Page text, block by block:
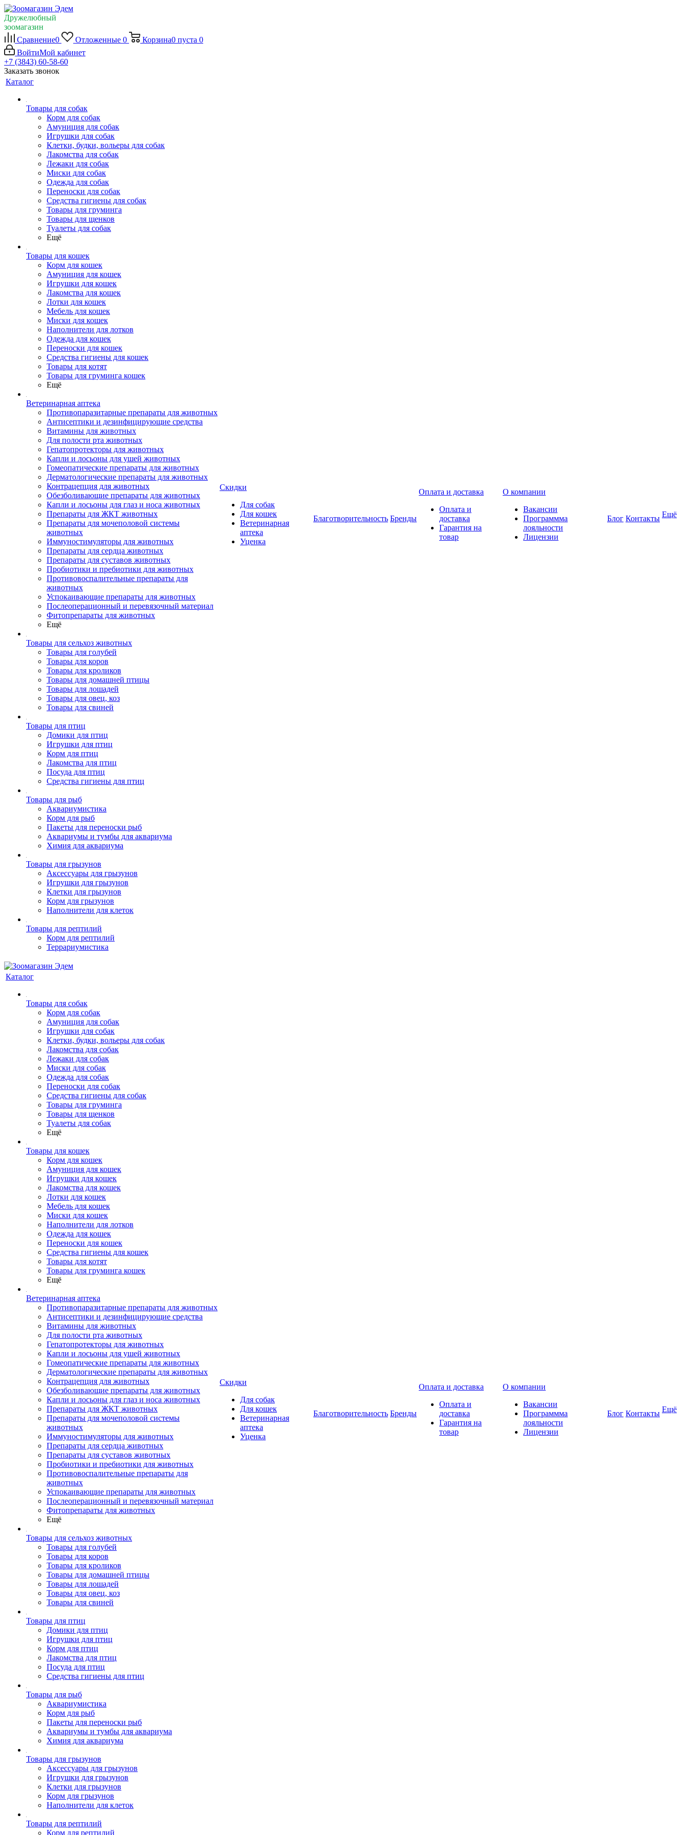
Дружелюбный
зоомагазин
Сравнение0 Отложенные 0 Корзина0 пуста 0
ВойтиМой кабинет
+7 (3843) 60-58-60
Заказать звонок
Каталог
Товары для собак
Корм для собак
Амуниция для собак
Игрушки для собак
Клетки, будки, вольеры для собак
Лакомства для собак
Лежаки для собак
Миски для собак
Одежда для собак
Переноски для собак
Средства гигиены для собак
Товары для груминга
Товары для щенков
Туалеты для собак
Ещё
Товары для кошек
Корм для кошек
Амуниция для кошек
Игрушки для кошек
Лакомства для кошек
Лотки для кошек
Мебель для кошек
Миски для кошек
Наполнители для лотков
Одежда для кошек
Переноски для кошек
Средства гигиены для кошек
Товары для котят
Товары для груминга кошек
Ещё
Ветеринарная аптека
Противопаразитарные препараты для животных
Антисептики и дезинфицирующие средства
Витамины для животных
Для полости рта животных
Гепатопротекторы для животных
Капли и лосьоны для ушей животных
Гомеопатические препараты для животных
Дерматологические препараты для животных
Контрацепция для животных
Обезболивающие препараты для животных
Капли и лосьоны для глаз и носа животных
Препараты для ЖКТ животных
Препараты для мочеполовой системы
животных
Иммуностимуляторы для животных
Препараты для сердца животных
Препараты для суставов животных
Пробиотики и пребиотики для животных
Противовоспалительные препараты для
животных
Успокаивающие препараты для животных
Послеоперационный и перевязочный материал
Фитопрепараты для животных
Ещё
Товары для сельхоз животных
Товары для голубей
Товары для коров
Товары для кроликов
Товары для домашней птицы
Товары для лошадей
Товары для овец, коз
Товары для свиней
Товары для птиц
Домики для птиц
Игрушки для птиц
Корм для птиц
Лакомства для птиц
Посуда для птиц
Средства гигиены для птиц
Товары для рыб
Аквариумистика
Корм для рыб
Пакеты для переноски рыб
Аквариумы и тумбы для аквариума
Химия для аквариума
Товары для грызунов
Аксессуары для грызунов
Игрушки для грызунов
Клетки для грызунов
Корм для грызунов
Наполнители для клеток
Товары для рептилий
Корм для рептилий
Террариумистика
Скидки
Для собак
Для кошек
Ветеринарная
аптека
Уценка
Благотворительность Бренды
Оплата и доставка
Оплата и
доставка
Гарантия на
товар
О компании
Вакансии
Программма
лояльности
Лицензии
Блог Контакты Ещё
Каталог
Товары для собак
Корм для собак
Амуниция для собак
Игрушки для собак
Клетки, будки, вольеры для собак
Лакомства для собак
Лежаки для собак
Миски для собак
Одежда для собак
Переноски для собак
Средства гигиены для собак
Товары для груминга
Товары для щенков
Туалеты для собак
Ещё
Товары для кошек
Корм для кошек
Амуниция для кошек
Игрушки для кошек
Лакомства для кошек
Лотки для кошек
Мебель для кошек
Миски для кошек
Наполнители для лотков
Одежда для кошек
Переноски для кошек
Средства гигиены для кошек
Товары для котят
Товары для груминга кошек
Ещё
Ветеринарная аптека
Противопаразитарные препараты для животных
Антисептики и дезинфицирующие средства
Витамины для животных
Для полости рта животных
Гепатопротекторы для животных
Капли и лосьоны для ушей животных
Гомеопатические препараты для животных
Дерматологические препараты для животных
Контрацепция для животных
Обезболивающие препараты для животных
Капли и лосьоны для глаз и носа животных
Препараты для ЖКТ животных
Препараты для мочеполовой системы
животных
Иммуностимуляторы для животных
Препараты для сердца животных
Препараты для суставов животных
Пробиотики и пребиотики для животных
Противовоспалительные препараты для
животных
Успокаивающие препараты для животных
Послеоперационный и перевязочный материал
Фитопрепараты для животных
Ещё
Товары для сельхоз животных
Товары для голубей
Товары для коров
Товары для кроликов
Товары для домашней птицы
Товары для лошадей
Товары для овец, коз
Товары для свиней
Товары для птиц
Домики для птиц
Игрушки для птиц
Корм для птиц
Лакомства для птиц
Посуда для птиц
Средства гигиены для птиц
Товары для рыб
Аквариумистика
Корм для рыб
Пакеты для переноски рыб
Аквариумы и тумбы для аквариума
Химия для аквариума
Товары для грызунов
Аксессуары для грызунов
Игрушки для грызунов
Клетки для грызунов
Корм для грызунов
Наполнители для клеток
Товары для рептилий
Корм для рептилий
Скидки
Для собак
Для кошек
Ветеринарная
аптека
Уценка
Благотворительность Бренды
Оплата и доставка
Оплата и
доставка
Гарантия на
товар
О компании
Вакансии
Программма
лояльности
Лицензии
Блог Контакты Ещё